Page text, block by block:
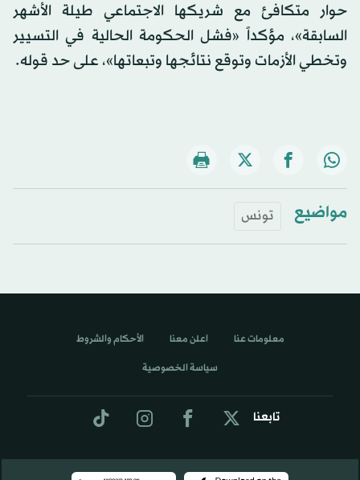
حوار متكافئ مع شريكها الاجتماعي طيلة الأشهر
السابقة»، مؤكداً «فشل الحكومة الحالية في التسيير
وتخطي الأزمات وتوقع نتائجها وتبعاتها»، على حد قوله.
مواضيع تونس
تابعنا
معلومات عنا اعلن معنا الأحكام والشروط
سياسة الخصوصية